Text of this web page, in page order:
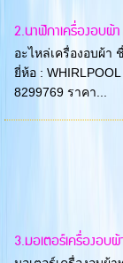
2.นาฬิกาเครื่องอบผ้
อะไหล่เครื่องอบผ้า
ยี่ห้อ :
8299769 ราคา...
3.มอเตอร์เครื่องอบผ้